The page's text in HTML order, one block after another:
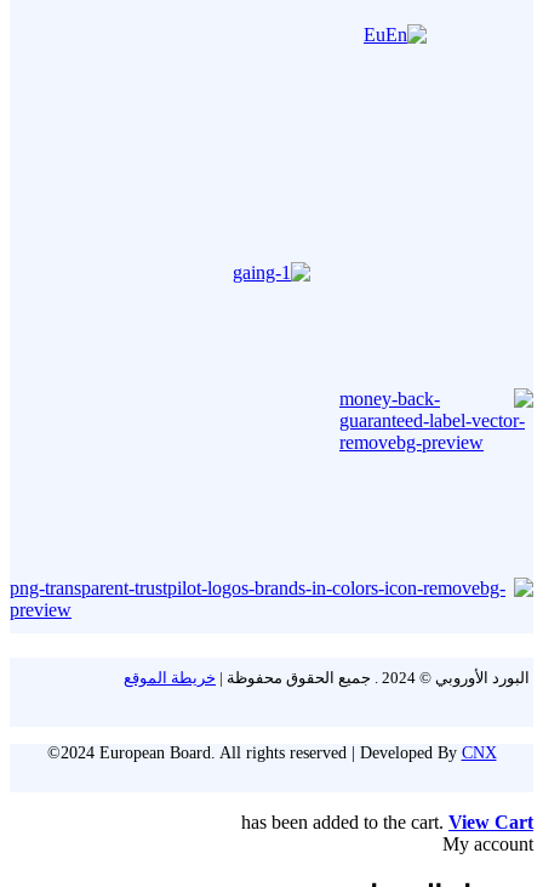
البورد الأوروبي © 2024 . جميع الحقوق محفوظة | خريطة الموقع
©2024 European Board. All rights reserved | Developed By CNX
has been added to the cart. View Cart
My account